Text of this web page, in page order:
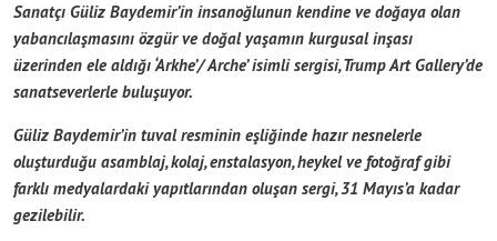
Sanatçı Güliz Baydemir’in insanoğlunun kendine ve doğaya olan
yabancılaşmasını özgür ve doğal yaşamın kurgusal inşası
üzerinden ele aldığı ‘Arkhe’/ Arche’ isimli sergisi, Trump Art Gallery’de
sanatseverlerle buluşuyor.
Güliz Baydemir’in tuval resminin eşliğinde hazır nesnelerle
oluşturduğu asamblaj, kolaj, enstalasyon, heykel ve fotoğraf gibi
farklı medyalardaki yapıtlarından oluşan sergi, 31 Mayıs’a kadar
gezilebilir.